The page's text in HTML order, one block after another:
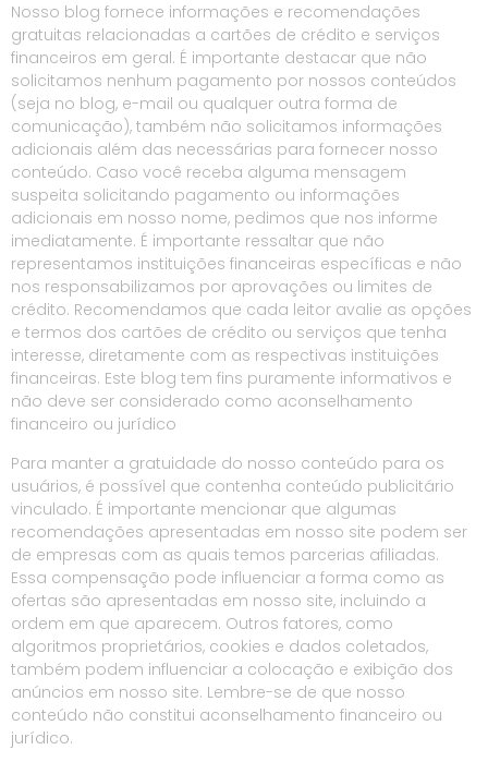
Nosso blog fornece informações e recomendações
gratuitas relacionadas a cartões de crédito e serviços
financeiros em geral. É importante destacar que não
solicitamos nenhum pagamento por nossos conteúdos
(seja no blog, e-mail ou qualquer outra forma de
comunicação), também não solicitamos informações
adicionais além das necessárias para fornecer nosso
conteúdo. Caso você receba alguma mensagem
suspeita solicitando pagamento ou informações
adicionais em nosso nome, pedimos que nos informe
imediatamente. É importante ressaltar que não
representamos instituições financeiras específicas e não
nos responsabilizamos por aprovações ou limites de
crédito. Recomendamos que cada leitor avalie as opções
e termos dos cartões de crédito ou serviços que tenha
interesse, diretamente com as respectivas instituições
financeiras. Este blog tem fins puramente informativos e
não deve ser considerado como aconselhamento
financeiro ou jurídico
Para manter a gratuidade do nosso conteúdo para os
usuários, é possível que contenha conteúdo publicitário
vinculado. É importante mencionar que algumas
recomendações apresentadas em nosso site podem ser
de empresas com as quais temos parcerias afiliadas.
Essa compensação pode influenciar a forma como as
ofertas são apresentadas em nosso site, incluindo a
ordem em que aparecem. Outros fatores, como
algoritmos proprietários, cookies e dados coletados,
também podem influenciar a colocação e exibição dos
anúncios em nosso site. Lembre-se de que nosso
conteúdo não constitui aconselhamento financeiro ou
jurídico.